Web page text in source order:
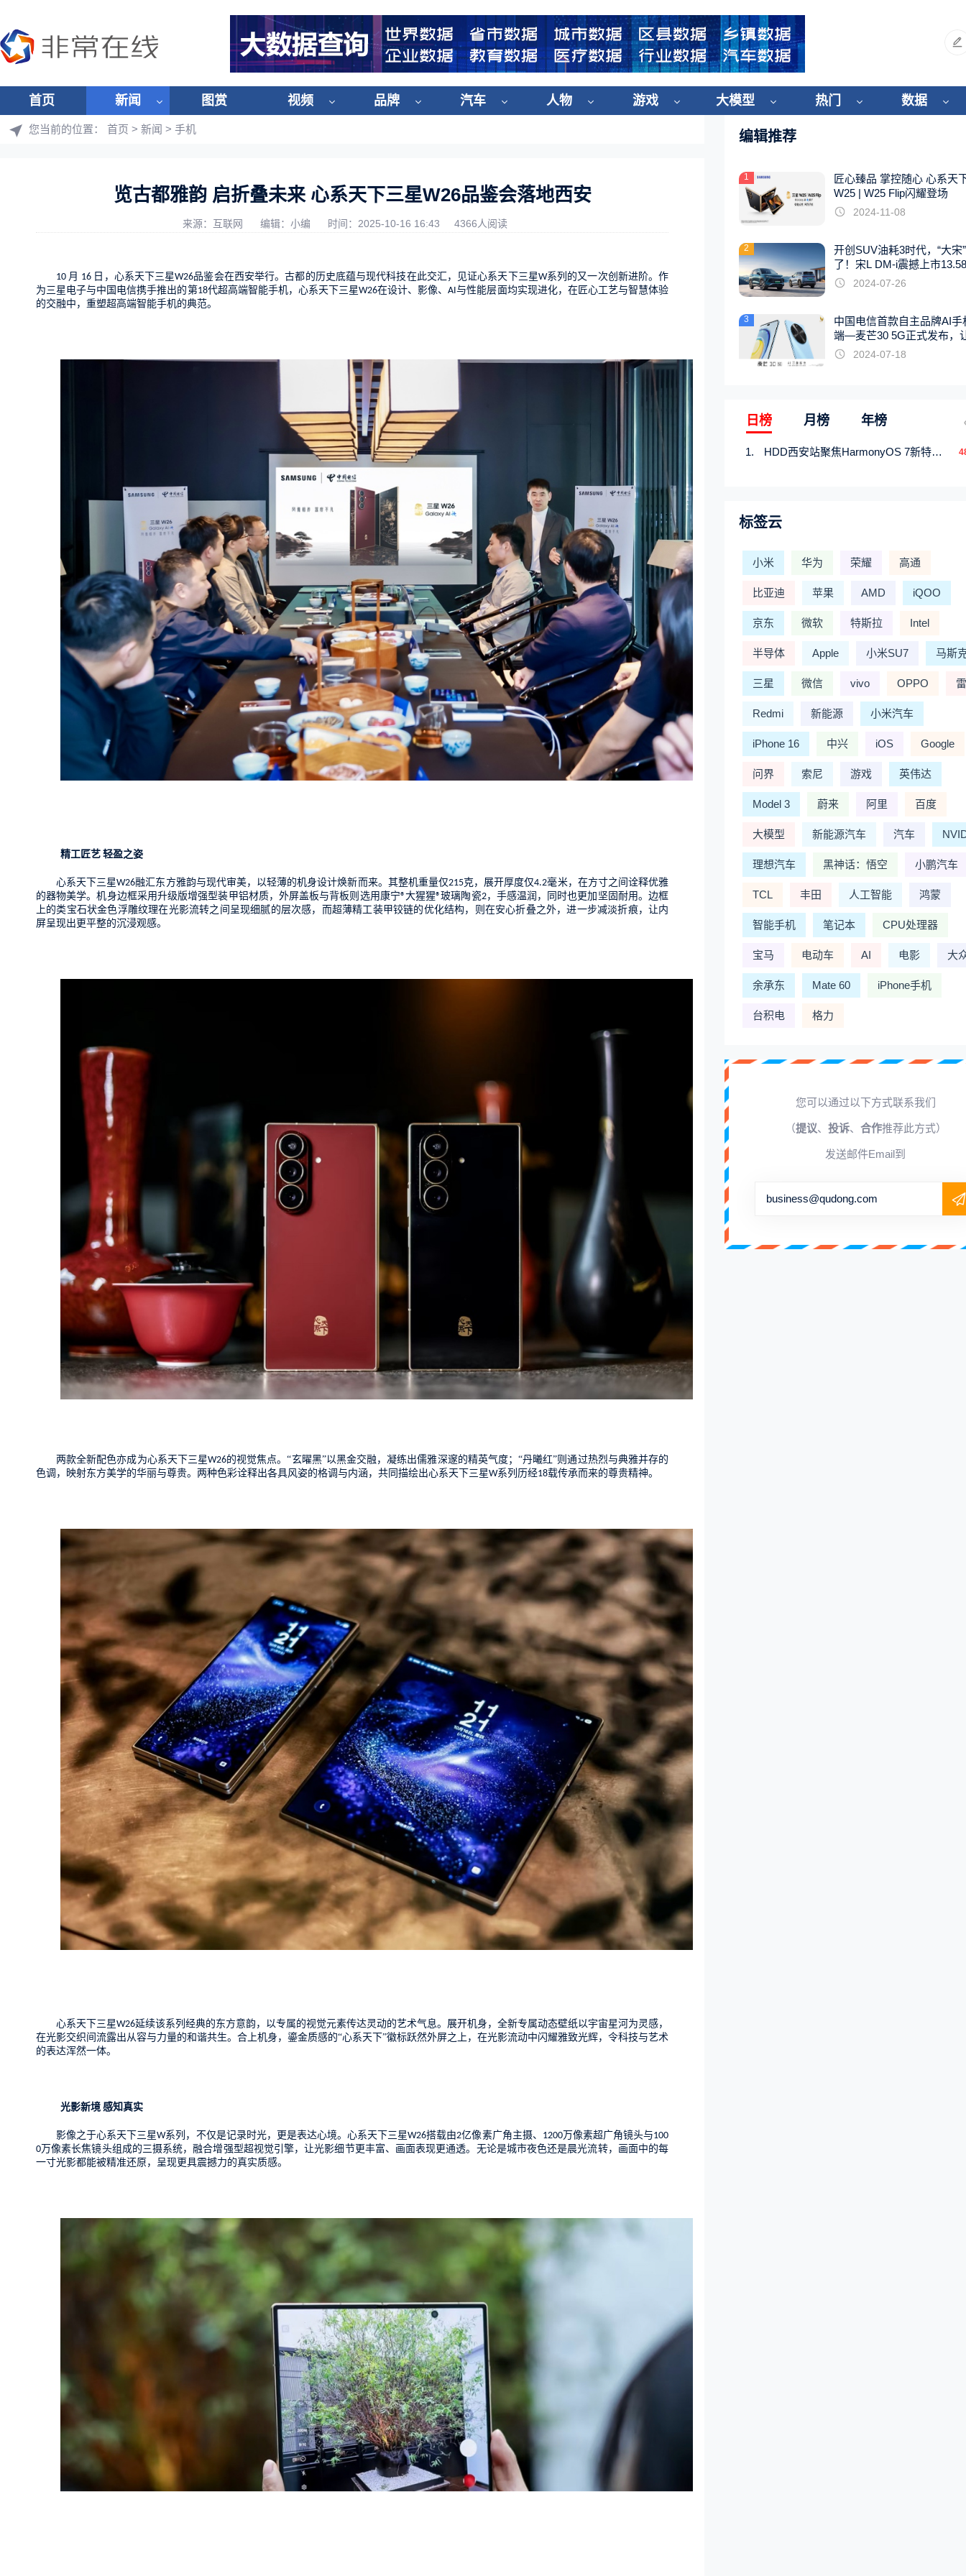
首页 新闻 图赏 视频 品牌 汽车 人物 游戏 大模型 热门 数据
您当前的位置： 首页 > 新闻 > 手机
览古都雅韵 启折叠未来 心系天下三星W26品鉴会落地西安
来源：互联网 编辑：小编 时间：2025-10-16 16:43 4366人阅读
10月 16 日，心系天下三星W26品鉴会在西安举行。古都的历史底蕴与现代科技在此交汇，见证心系天下三星W系列的 又一次创新进阶。作
为三星电子与中国电信携手推出的第18代超高端智能手机，心系天下三星W26在设计、影像、AI与性能层面均实现进化， 在匠心工艺与智慧体验
的交融中，重塑超高端智能手机的典范。
精工 匠艺 轻盈之姿
心系天下三星W26融汇东方雅韵与现代审美，以轻薄的机身设计焕新而来。 其整机重量仅215克，展开厚度仅4.2毫米， 在方寸之间 诠释优雅
的器物美学。机身边框采用升级版增强型装甲铝材质，外屏盖板与背板则选用康宁®大猩猩®玻璃陶瓷2， 手感温润，同时也更加坚固耐用。 边框
上的类宝石状金色浮雕纹理在光影流转之间 呈现细腻的层次感，而超薄精工装甲铰链的优化结构，则 在安心折叠之外，进一步减淡折痕，让内
屏呈现出更平整的沉浸观感。
两款全新配色亦成为心系天下三星W26的视觉焦点。“玄曜黑”以黑金交融，凝练出儒雅深邃的精英气度；“丹曦红”则通过热烈与典雅并存的
色调，映射东方美学的华丽与尊贵。两种色彩诠释出各具风姿的格调与内涵，共同描绘出心系天下三星W系列历经18载传承而来的尊贵精神。
心系天下三星W26延续该系列经典的东方意韵，以专属的视觉元素传达灵动的艺术气息。展开机身，全新专属动态壁纸以宇宙星河为灵感，
在光影交织间流露出从容与力量的和谐共生。合上机身，鎏金质感的“心系天下”徽标跃然外屏之上，在光影流动中闪耀雅致光辉，令科技与艺术
的表达浑然一体。
光影新境 感知真实
影像之于心系天下三星W系列 ，不仅是记录时光，更是表达心境。心系天下三星W26搭载由2亿像素广角主摄、 1200万像素超广角镜头与100
0 万像素长焦镜头组成的三摄系统，融合增强型超视觉引擎，让光影细节更丰富、画面表现更通透。无论是城市夜色还是晨光流转，画面中的每
一寸光影都能被精准还原，呈现更具震撼力的真实质感。
编辑推荐
1
匠心臻品 掌控随心 心系天
W25 | W25 Flip闪耀登场
2024-11-08
2
开创SUV油耗3时代，“大宋
了！宋L DM-i震撼上市
起
2024-07-26
3
中国电信首款自主品牌AI手
端—麦芒30 5G正式发布，
触手可及2024-07-18
日榜 月榜 年榜
HDD西安站聚焦HarmonyOS 7新特性，解锁从互联到智能的应用开发新范式
标签云
小米 华为 荣耀 高通
比亚迪 苹果 AMD iQOO
京东 微软 特斯拉 Intel
半导体 Apple 小米SU7 马斯
三星 微信 vivo OPPO
Redmi 新能源 小米汽车
iPhone 16 中兴 iOS Google
问界 索尼 游戏 英伟达
Model 3 蔚来 阿里 百度
大模型 新能源汽车 汽车
理想汽车 黑神话：悟空 小鹏汽车
TCL 丰田 人工智能 鸿蒙
智能手机 笔记本 CPU处理器
宝马 电动车 AI 电影 大
余承东 Mate 60 iPhone手机
台积电 格力
您可以通过以下方式联系我们
（提议、 投诉、 合作推荐此方式）
发送邮件Email到
business@qudong.com